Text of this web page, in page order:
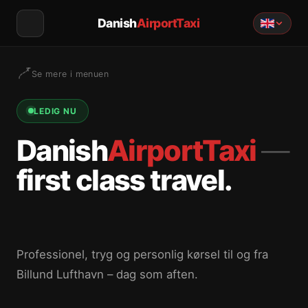
DanishAirportTaxi
Se mere i menuen
LEDIG NU
DanishAirportTaxi—
first class travel.
Professionel, tryg og personlig kørsel til og fra
Billund Lufthavn – dag som aften.